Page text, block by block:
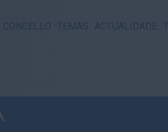
CONCELLO TEMAS ACTUALIDADE